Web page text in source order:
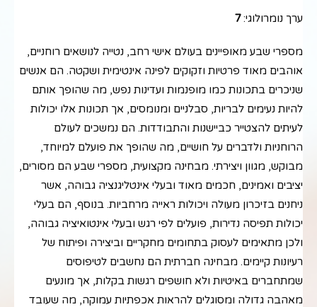
ערך נומרולוגי:7
מספרי שבע מאופיינים בעולם אישי רחב, נטייה לנושאים רוחניים,
אוהבים מאוד פרטיות וזקוקים לפינה אינטימית ושקטה. הם אנשים
שניכרים בתכונות כמו מופנמות ועדינות נפש, מה שהופך אותם
להיות נעימים לבריות, סבלניים ומנומסים, אך תכונות אלו יכולות
לעיתים להצטייר כביישנות והתבודדות. הם נמשכים לעולם
הרוחניות ולדברים על חושיים, מה שהופך את פועלם למיוחד,
מבוקש, מגוון ויצירתי. מבחינה מקצועית, מספרי שבע הם מסורים,
יציבים ואמינים, חכמים מאוד ובעלי אינטליגנציה גבוהה, אשר
ניחנים בזיכרון מעולה ויכולות ראייה מרחביות. בנוסף, הם בעלי
יכולות תפיסה נדירות, פועלים לפי רגש ובעלי אינטואיציה גבוהה,
ולכן מתאימים לעסוק בתחומים מחקריים וביצירה ופיתוח של
רעיונות קיימים. מבחינה חברתית הם נחשבים לטיפוסים
שמתחברים באיטיות ולא חושפים רגשות בקלות, אך מונעים
מאהבה גדולה ומסוגלים להראות אכפתיות עמוקה, מה שעובד